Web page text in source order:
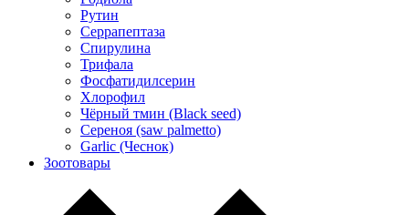
Рутин
Серрапептаза
Спирулина
Трифала
Фосфатидилсерин
Хлорофил
Чёрный тмин (Black seed)
Сереноя (saw palmetto)
Garlic (Чеснок)
Зоотовары